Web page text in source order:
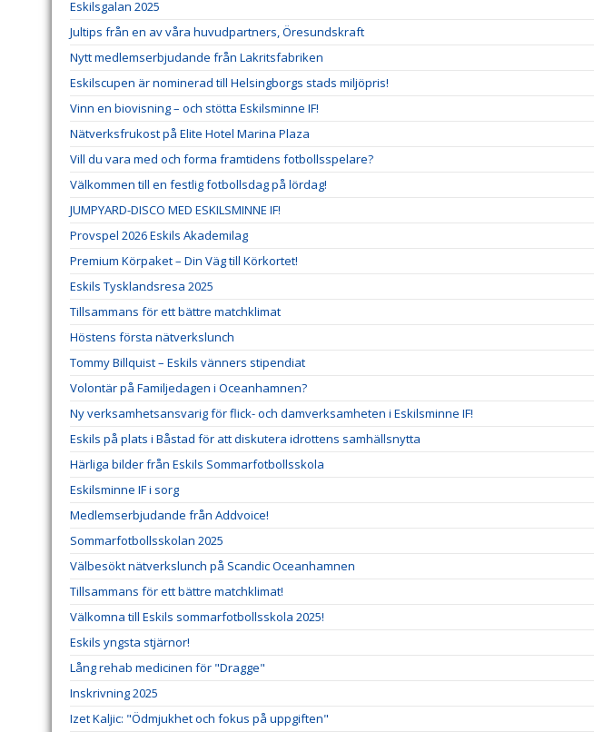
Eskilsgalan 2025
Jultips från en av våra huvudpartners, Öresundskraft
Nytt medlemserbjudande från Lakritsfabriken
Eskilscupen är nominerad till Helsingborgs stads miljöpris!
Vinn en biovisning – och stötta Eskilsminne IF!
Nätverksfrukost på Elite Hotel Marina Plaza
Vill du vara med och forma framtidens fotbollsspelare?
Välkommen till en festlig fotbollsdag på lördag!
JUMPYARD-DISCO MED ESKILSMINNE IF!
Provspel 2026 Eskils Akademilag
Premium Körpaket – Din Väg till Körkortet!
Eskils Tysklandsresa 2025
Tillsammans för ett bättre matchklimat
Höstens första nätverkslunch
Tommy Billquist – Eskils vänners stipendiat
Volontär på Familjedagen i Oceanhamnen?
Ny verksamhetsansvarig för flick- och damverksamheten i Eskilsminne IF!
Eskils på plats i Båstad för att diskutera idrottens samhällsnytta
Härliga bilder från Eskils Sommarfotbollsskola
Eskilsminne IF i sorg
Medlemserbjudande från Addvoice!
Sommarfotbollsskolan 2025
Välbesökt nätverkslunch på Scandic Oceanhamnen
Tillsammans för ett bättre matchklimat!
Välkomna till Eskils sommarfotbollsskola 2025!
Eskils yngsta stjärnor!
Lång rehab medicinen för "Dragge"
Inskrivning 2025
Izet Kaljic: "Ödmjukhet och fokus på uppgiften"